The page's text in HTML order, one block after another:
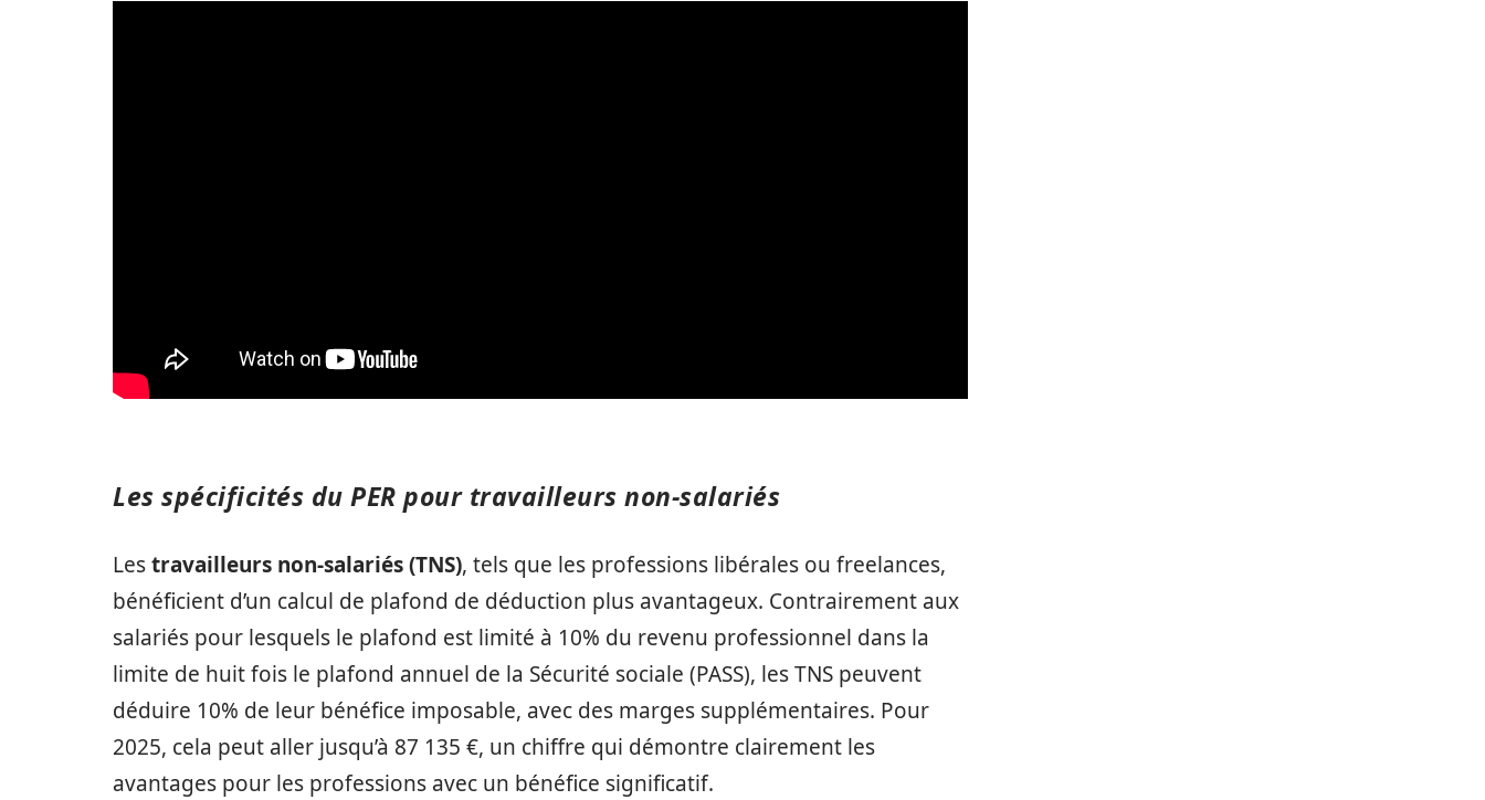
Les spécificités du PER pour travailleurs non-salariés
Lestravailleurs non-salariés (TNS), tels que les professions libérales ou freelances,
bénéficient d’un calcul de plafond de déduction plus avantageux. Contrairement aux
salariés pour lesquels le plafond est limité à 10% du revenu professionnel dans la
limite de huit fois le plafond annuel de la Sécurité sociale (PASS), les TNS peuvent
déduire 10% de leur bénéfice imposable, avec des marges supplémentaires. Pour
2025, cela peut aller jusqu’à 87 135 €, un chiffre qui démontre clairement les
avantages pour les professions avec un bénéfice significatif.